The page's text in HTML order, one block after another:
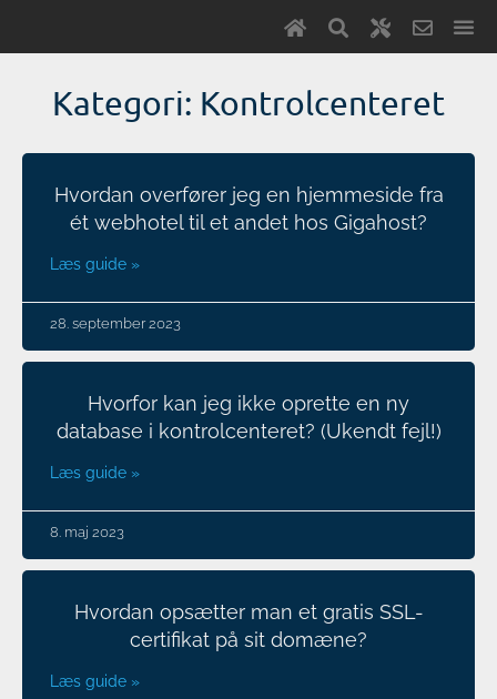
Kategori: Kontrolcenteret
Hvordan overfører jeg en hjemmeside fra
ét webhotel til et andet hos Gigahost?
Læs guide »
28. september 2023
Hvorfor kan jeg ikke oprette en ny
database i kontrolcenteret? (Ukendt fejl!)
Læs guide »
8. maj 2023
Hvordan opsætter man et gratis SSL-
certifikat på sit domæne?
Læs guide »